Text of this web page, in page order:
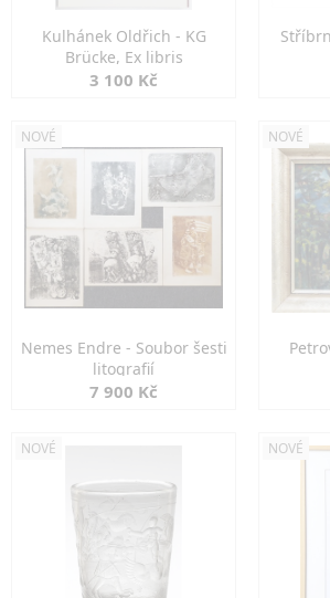
Kulhánek Oldřich - KG
Brücke, Ex libris
3 100 Kč
NOVÉ
Nemes Endre - Soubor šesti
litografií
7 900 Kč
NOVÉ
NOVÉ NOVÉ